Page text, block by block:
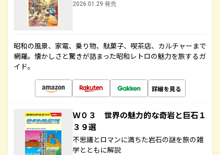
2026.01.29 発売
昭和の風景、家電、乗り物、駄菓子、喫茶店、カルチャーまで
網羅。懐かしさと驚きが詰まった昭和レトロの魅力を旅するガ
イド。
詳細を見る
Ｗ０３ 世界の魅力的な奇岩と巨石１
３９選
不思議とロマンに満ちた岩石の謎を旅の雑
学とともに解説